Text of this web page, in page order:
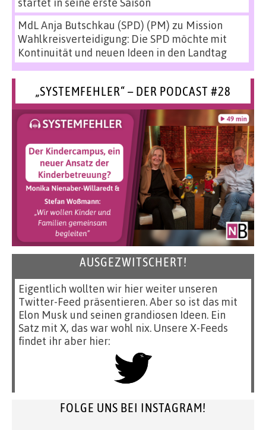
MdL Anja Butschkau (SPD) (PM) zu Mission
Wahlkreisverteidigung: Die SPD möchte mit
Kontinuität und neuen Ideen in den Landtag
„SYSTEMFEHLER“ – DER PODCAST #28
AUSGEZWITSCHERT!
Eigentlich wollten wir hier weiter unseren
Twitter-Feed präsentieren. Aber so ist das mit
Elon Musk und seinen grandiosen Ideen. Ein
Satz mit X, das war wohl nix. Unsere X-Feeds
findet ihr aber hier:
FOLGE UNS BEI INSTAGRAM!